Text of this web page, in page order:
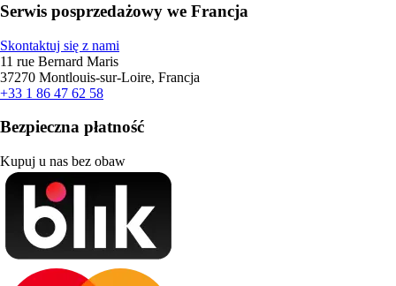
Serwis posprzedażowy we Francja
Skontaktuj się z nami
11 rue Bernard Maris
37270 Montlouis-sur-Loire, Francja
+33 1 86 47 62 58
Bezpieczna płatność
Kupuj u nas bez obaw